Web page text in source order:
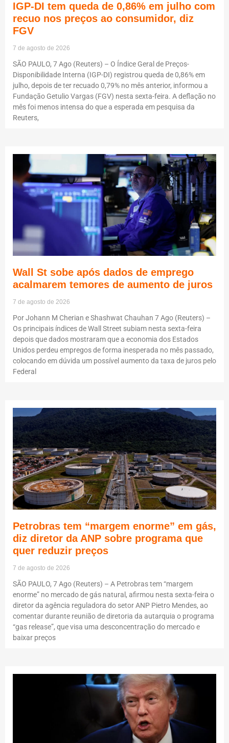
IGP-DI tem queda de 0,86% em julho com
recuo nos preços ao consumidor, diz
FGV
7 de agosto de 2026
SÃO PAULO, 7 Ago (Reuters) – O Índice Geral de Preços-
Disponibilidade Interna (IGP-DI) registrou queda de 0,86% em
julho, depois de ter recuado 0,79% no mês anterior, informou a
Fundação Getulio Vargas (FGV) nesta sexta-feira. A deflação no
mês foi menos intensa do que a esperada em pesquisa da
Reuters,
Wall St sobe após dados de emprego
acalmarem temores de aumento de juros
7 de agosto de 2026
Por Johann M Cherian e Shashwat Chauhan 7 Ago (Reuters) –
Os principais índices de Wall Street subiam nesta sexta-feira
depois que dados mostraram que a economia dos Estados
Unidos perdeu empregos de forma inesperada no mês passado,
colocando em dúvida um possível aumento da taxa de juros pelo
Federal
Petrobras tem “margem enorme” em gás,
diz diretor da ANP sobre programa que
quer reduzir preços
7 de agosto de 2026
SÃO PAULO, 7 Ago (Reuters) – A Petrobras tem “margem
enorme” no mercado de gás natural, afirmou nesta sexta-feira o
diretor da agência reguladora do setor ANP Pietro Mendes, ao
comentar durante reunião de diretoria da autarquia o programa
“gas release”, que visa uma desconcentração do mercado e
baixar preços